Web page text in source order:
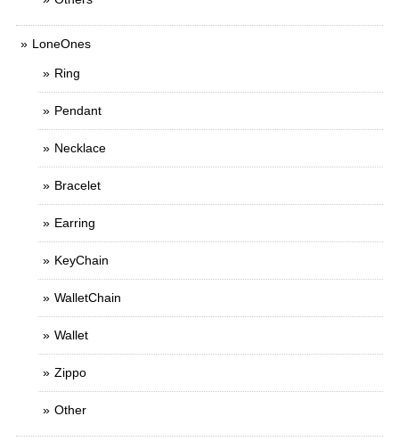
LoneOnes
Ring
Pendant
Necklace
Bracelet
Earring
KeyChain
WalletChain
Wallet
Zippo
Other